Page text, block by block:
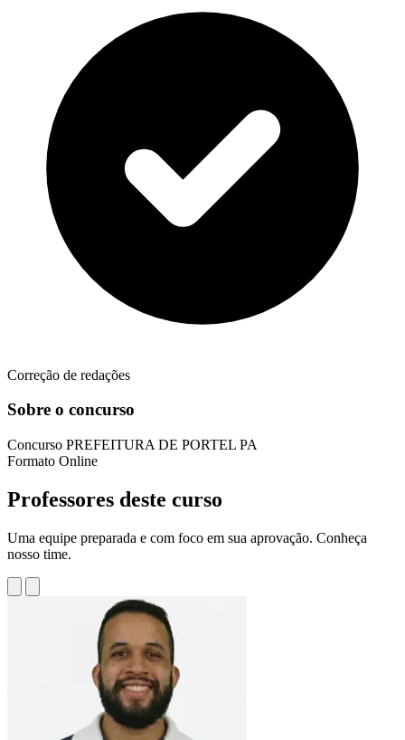
Correção de redações
Sobre o concurso
Concurso PREFEITURA DE PORTEL PA
Formato Online
Professores deste curso
Uma equipe preparada e com foco em sua aprovação. Conheça
nosso time.